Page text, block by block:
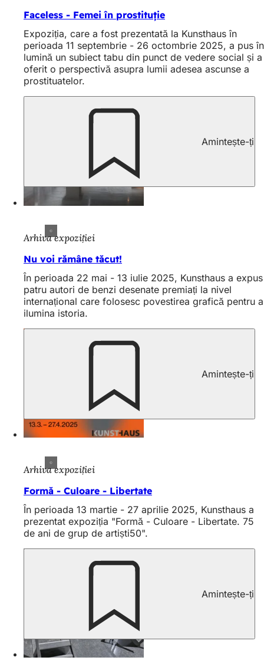
Faceless - Femei în prostituție
Expoziția, care a fost prezentată la Kunsthaus în
perioada 11 septembrie - 26 octombrie 2025, a pus în
lumină un subiect tabu din punct de vedere social și a
oferit o perspectivă asupra lumii adesea ascunse a
prostituatelor.
Amintește-ți
Arhiva expoziției
Nu voi rămâne tăcut!
În perioada 22 mai - 13 iulie 2025, Kunsthaus a expus
patru autori de benzi desenate premiați la nivel
internațional care folosesc povestirea grafică pentru a
ilumina istoria.
Amintește-ți
Arhiva expoziției
Formă - Culoare - Libertate
În perioada 13 martie - 27 aprilie 2025, Kunsthaus a
prezentat expoziția "Formă - Culoare - Libertate. 75
de ani de grup de artiști50".
Amintește-ți